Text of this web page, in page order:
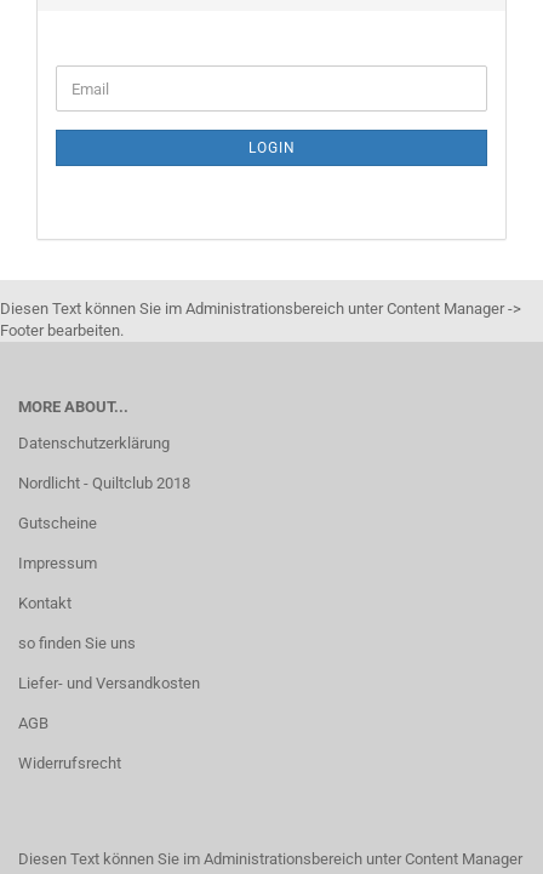
TO
PAGE
Email
LOGIN
Diesen Text können Sie im Administrationsbereich unter Content Manager ->
Footer bearbeiten.
MORE ABOUT...
Datenschutzerklärung
Nordlicht - Quiltclub 2018
Gutscheine
Impressum
Kontakt
so finden Sie uns
Liefer- und Versandkosten
AGB
Widerrufsrecht
Diesen Text können Sie im Administrationsbereich unter Content Manager